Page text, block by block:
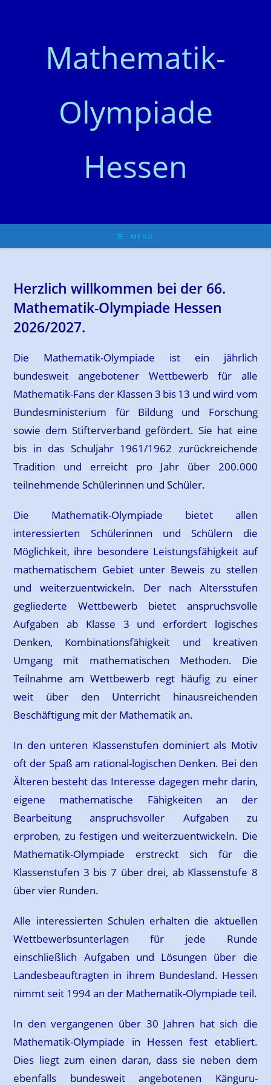
Mathematik-
Olympiade
Hessen
MENÜ
Herzlich willkommen bei der 66.
Mathematik-Olympiade Hessen
2026/2027.
Die Mathematik-Olympiade ist ein jährlich
bundesweit angebotener Wettbewerb für alle
Mathematik-Fans der Klassen 3 bis 13 und wird vom
Bundesministerium für Bildung und Forschung
sowie dem Stifterverband gefördert. Sie hat eine
bis in das Schuljahr 1961/1962 zurückreichende
Tradition und erreicht pro Jahr über 200.000
teilnehmende Schülerinnen und Schüler.
Die Mathematik-Olympiade bietet allen
interessierten Schülerinnen und Schülern die
Möglichkeit, ihre besondere Leistungsfähigkeit auf
mathematischem Gebiet unter Beweis zu stellen
und weiterzuentwickeln. Der nach Altersstufen
gegliederte Wettbewerb bietet anspruchsvolle
Aufgaben ab Klasse 3 und erfordert logisches
Denken, Kombinationsfähigkeit und kreativen
Umgang mit mathematischen Methoden. Die
Teilnahme am Wettbewerb regt häufig zu einer
weit über den Unterricht hinausreichenden
Beschäftigung mit der Mathematik an.
In den unteren Klassenstufen dominiert als Motiv
oft der Spaß am rational-logischen Denken. Bei den
Älteren besteht das Interesse dagegen mehr darin,
eigene mathematische Fähigkeiten an der
Bearbeitung anspruchsvoller Aufgaben zu
erproben, zu festigen und weiterzuentwickeln. Die
Mathematik-Olympiade erstreckt sich für die
Klassenstufen 3 bis 7 über drei, ab Klassenstufe 8
über vier Runden.
Alle interessierten Schulen erhalten die aktuellen
Wettbewerbsunterlagen für jede Runde
einschließlich Aufgaben und Lösungen über die
Landesbeauftragten in ihrem Bundesland. Hessen
nimmt seit 1994 an der Mathematik-Olympiade teil.
In den vergangenen über 30 Jahren hat sich die
Mathematik-Olympiade in Hessen fest etabliert.
Dies liegt zum einen daran, dass sie neben dem
ebenfalls bundesweit angebotenen Känguru-